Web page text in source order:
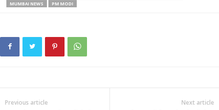
MUMBAI NEWS
PM MODI
Previous article Next article